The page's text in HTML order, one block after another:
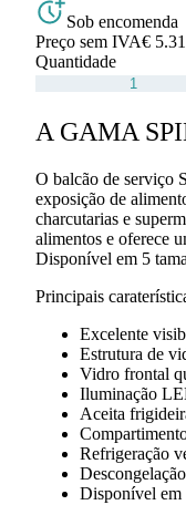
Sob encomenda
Preço sem IVA€
Quantidade
A GAMA
O balcão de serviço
exposição de
charcutarias e
alimentos e oferece
Disponível em 5
Principais
Excelente
Estrutura de
Vidro frontal
Iluminação
Aceita
Refrigeração
Disponível em